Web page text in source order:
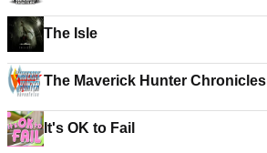
The Isle
The Maverick Hunter Chronicles
It's OK to Fail